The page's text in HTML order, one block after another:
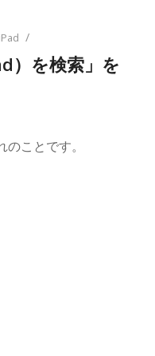
/
）を検索」を
ことです。